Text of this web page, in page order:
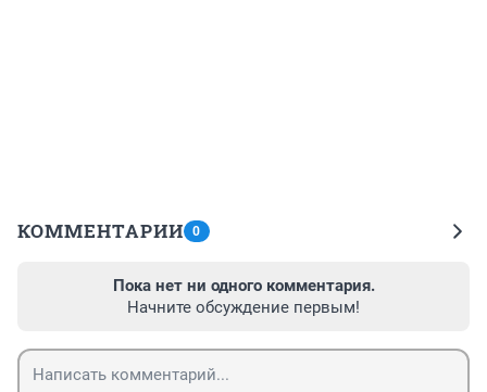
КОММЕНТАРИИ 0
Пока нет ни одного комментария.
Начните обсуждение первым!